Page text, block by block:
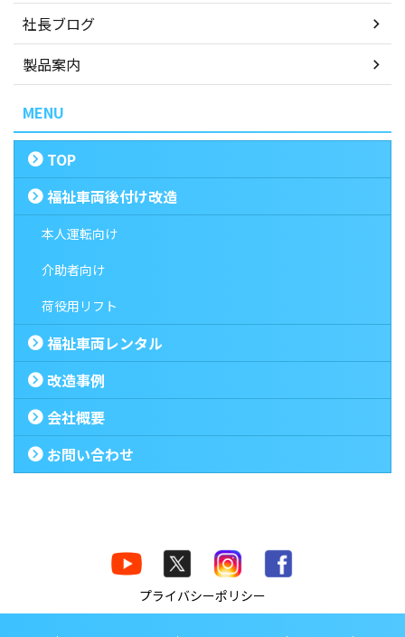
社長ブログ
製品案内
MENU
TOP
福祉車両後付け改造
本人運転向け
介助者向け
荷役用リフト
福祉車両レンタル
改造事例
会社概要
お問い合わせ
プライバシーポリシー